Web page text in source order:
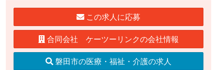
この求人に応募
合同会社 ケーツーリンクの会社情報
磐田市の医療・福祉・介護の求人